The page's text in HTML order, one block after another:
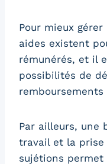
Pour mieux
aides existent
rémunérés, et il
possibilités de
Par ailleurs, une
travail et la prise
sujétions permet